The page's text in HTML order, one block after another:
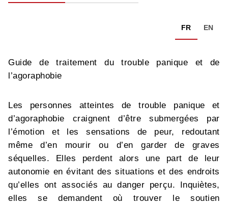
FR EN
Guide de traitement du trouble panique et de
l’agoraphobie
Les personnes atteintes de trouble panique et
d’agoraphobie craignent d’être submergées par
l’émotion et les sensations de peur, redoutant
même d’en mourir ou d’en garder de graves
séquelles. Elles perdent alors une part de leur
autonomie en évitant des situations et des endroits
qu’elles ont associés au danger perçu. Inquiètes,
elles se demandent où trouver le soutien